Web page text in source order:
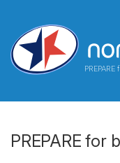
PREPARE for